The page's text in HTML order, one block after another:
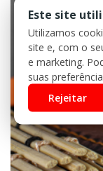
Este site
Utilizamos
site e, com o
e marketing.
suas
Rejeitar